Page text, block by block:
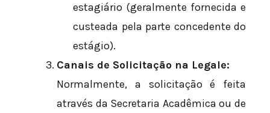
estagiário (geralmente fornecida e
custeada pela parte concedente do
estágio).
Canais de Solicitação na Legale:
Normalmente, a solicitação é feita
através da Secretaria Acadêmica ou de